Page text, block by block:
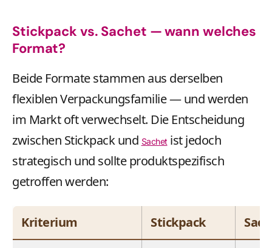
Stickpack vs. Sachet — wann welches
Format?
Beide Formate stammen aus derselben
flexiblen Verpackungsfamilie — und werden
im Markt oft verwechselt. Die Entscheidung
zwischen Stickpack und Sachetist jedoch
strategisch und sollte produktspezifisch
getroffen werden:
Kriterium Stickpack